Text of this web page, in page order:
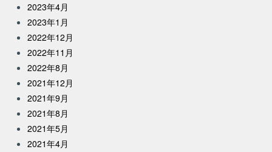
2023年4月
2023年1月
2022年12月
2022年11月
2022年8月
2021年12月
2021年9月
2021年8月
2021年5月
2021年4月